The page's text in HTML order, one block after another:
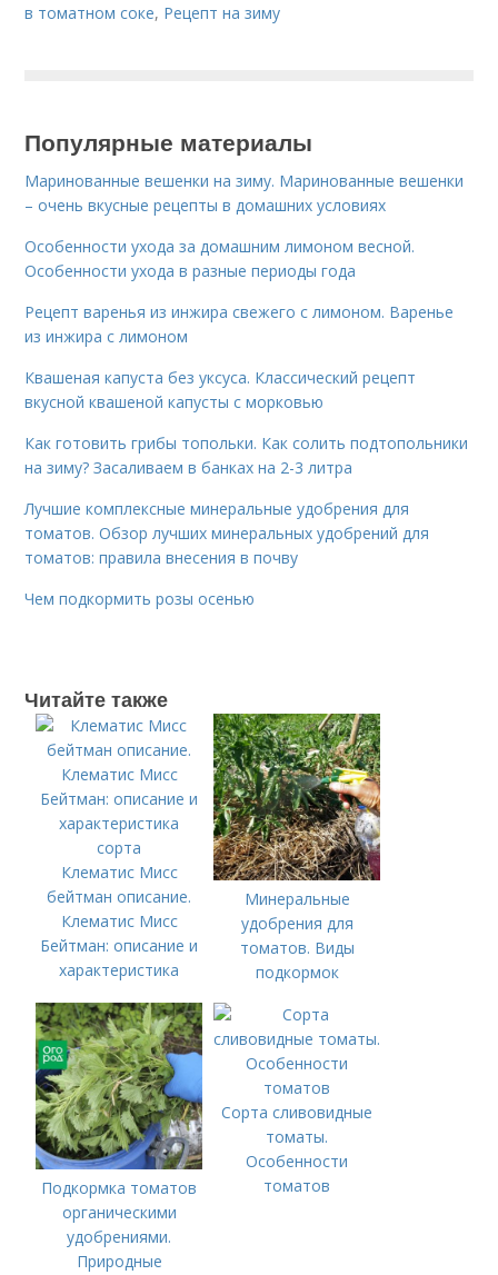
в томатном соке, Рецепт на зиму
Популярные материалы
Маринованные вешенки на зиму. Маринованные вешенки
– очень вкусные рецепты в домашних условиях
Особенности ухода за домашним лимоном весной.
Особенности ухода в разные периоды года
Рецепт варенья из инжира свежего с лимоном. Варенье
из инжира с лимоном
Квашеная капуста без уксуса. Классический рецепт
вкусной квашеной капусты с морковью
Как готовить грибы топольки. Как солить подтопольники
на зиму? Засаливаем в банках на 2-3 литра
Лучшие комплексные минеральные удобрения для
томатов. Обзор лучших минеральных удобрений для
томатов: правила внесения в почву
Чем подкормить розы осенью
Читайте также
Клематис Мисс
бейтман описание.
Клематис Мисс
Бейтман: описание и
характеристика
Минеральные
удобрения для
томатов. Виды
подкормок
Подкормка томатов
органическими
удобрениями.
Природные
Сорта сливовидные
томаты.
Особенности
томатов